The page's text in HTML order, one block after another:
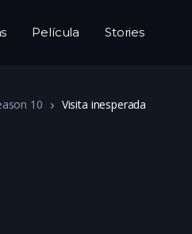
Película Stories
10 Visita inesperada